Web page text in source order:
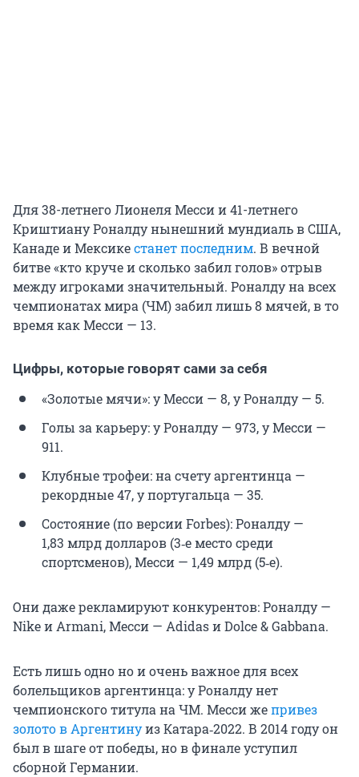
Для 38-летнего Лионеля Месси и 41-летнего
Криштиану Роналду нынешний мундиаль в США,
Канаде и Мексикестанет последним. В вечной
битве «кто круче и сколько забил голов» отрыв
между игроками значительный. Роналду на всех
чемпионатах мира (ЧМ) забил лишь8 мячей, в то
время как Месси — 13.
Цифры, которые говорят сами за себя
«Золотые мячи»: у Месси — 8, у Роналду — 5.
Голы за карьеру: у Роналду — 973, у Месси —
911.
Клубные трофеи: на счету аргентинца —
рекордные 47, у португальца — 35.
Состояние (по версии Forbes): Роналду —
1,83 млрддолларов (3‑еместо среди
спортсменов), Месси — 1,49 млрд (5‑е).
Они даже рекламируют конкурентов: Роналду —
Nike и Armani, Месси — Adidas и Dolce & Gabbana.
Есть лишь одно но и очень важное для всех
болельщиков аргентинца: у Роналду нет
чемпионского титула на ЧМ. Месси жепривез
золото в Аргентинуиз Катара‑2022. В 2014 году он
был в шаге от победы, но в финале уступил
сборной Германии.